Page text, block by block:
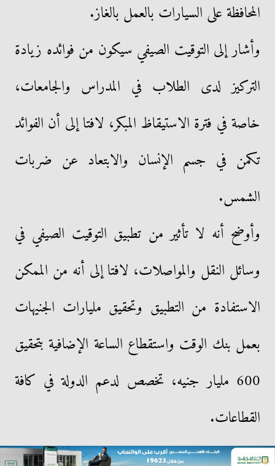
المحافظة على السيارات بالعمل بالغاز.
وأشار إلى التوقيت الصيفي سيكون من فوائده زيادة
التركيز لدى الطلاب في المدراس والجامعات،
خاصة في فترة الاستيقاظ المبكر، لافتا إلى أن الفوائد
تكمن في جسم الإنسان والابتعاد عن ضربات
الشمس.
وأوضح أنه لا تأثير من تطبيق التوقيت الصيفي في
وسائل النقل والمواصلات، لافتا إلى أنه من الممكن
الاستفادة من التطبيق وتحقيق مليارات الجنيهات
بعمل بنك الوقت واستقطاع الساعة الإضافية بتحقيق
600 مليار جنيه، تخصص لدعم الدولة في كافة
القطاعات.